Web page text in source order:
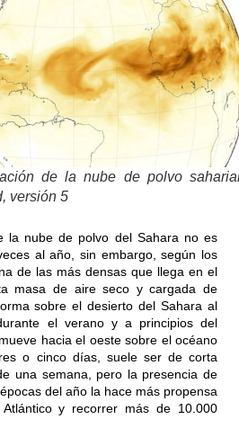
de la nube de polvo
versión 5
la nube de polvo del Sahara no es
al año, sin embargo, según los
de las más densas que llega en el
masa de aire seco y cargada de
sobre el desierto del Sahara al
el verano y a principios del
hacia el oeste sobre el océano
o cinco días, suele ser de corta
una semana, pero la presencia de
del año la hace más propensa
y recorrer más de 10.000